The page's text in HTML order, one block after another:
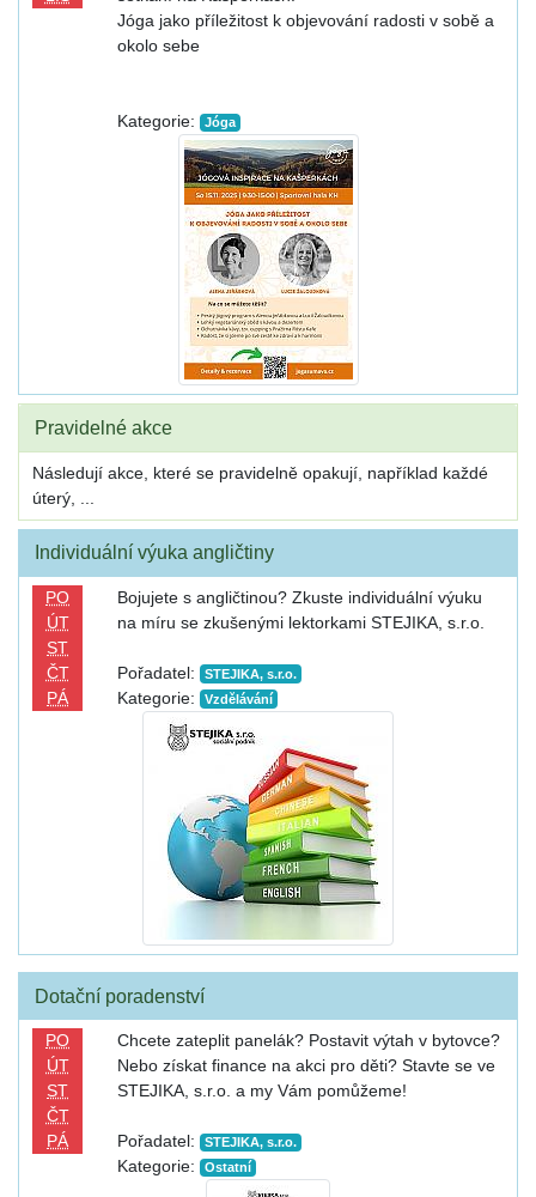
Jóga jako příležitost k objevování radosti v sobě a
okolo sebe
Kategorie: Jóga
Pravidelné akce
Následují akce, které se pravidelně opakují, například každé
úterý, ...
Individuální výuka angličtiny
PO
ÚT
ST
ČT
PÁ
Bojujete s angličtinou? Zkuste individuální výuku
na míru se zkušenými lektorkami STEJIKA, s.r.o.
Pořadatel: STEJIKA, s.r.o.
Kategorie: Vzdělávání
Dotační poradenství
PO
ÚT
ST
ČT
PÁ
Chcete zateplit panelák? Postavit výtah v bytovce?
Nebo získat finance na akci pro děti? Stavte se ve
STEJIKA, s.r.o. a my Vám pomůžeme!
Pořadatel: STEJIKA, s.r.o.
Kategorie: Ostatní